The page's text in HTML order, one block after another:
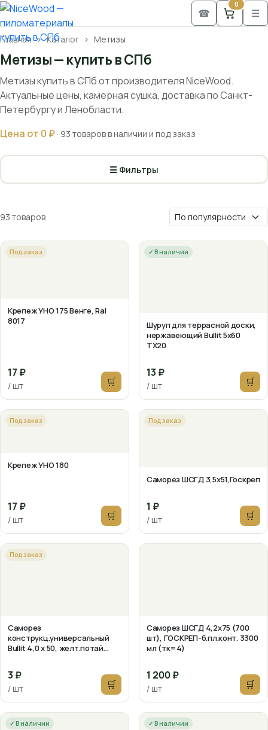
☎
0
☰
Главная Каталог Метизы
Метизы — купить в СПб
Метизы купить в СПб от производителя NiceWood.
Актуальные цены, камерная сушка, доставка по Санкт-
Петербургу и Ленобласти.
Цена от 0 ₽ · 93 товаров в наличии и под заказ
☰ Фильтры
93 товаров
Под заказ
Крепеж УНО 175 Венге, Ral
8017
17 ₽
/ шт 🛒
✓ В наличии
Шуруп для террасной доски,
нержавеющий Bullit 5х60
TX20
13 ₽
/ шт 🛒
Под заказ
Крепеж УНО 180
17 ₽
/ шт 🛒
Под заказ
Саморез ШСГД 3,5х51,Госкреп
1 ₽
/ шт 🛒
Под заказ
Саморез
конструкц.универсальный
Bullit 4,0 x 50, желт.потай
3 ₽
/ шт 🛒
Саморез ШСГД 4,2х75 (700
шт), ГОСКРЕП-б.пл.конт. 3300
мл (тк=4)
1 200 ₽
/ шт 🛒
✓ В наличии ✓ В наличии